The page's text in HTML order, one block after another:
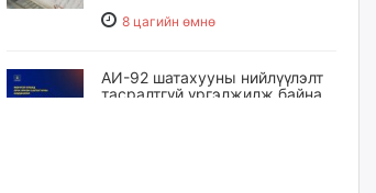
8 цагийн өмнө
АИ-92 шатахууны нийлүүлэлт
тасралтгүй үргэлжилж байна